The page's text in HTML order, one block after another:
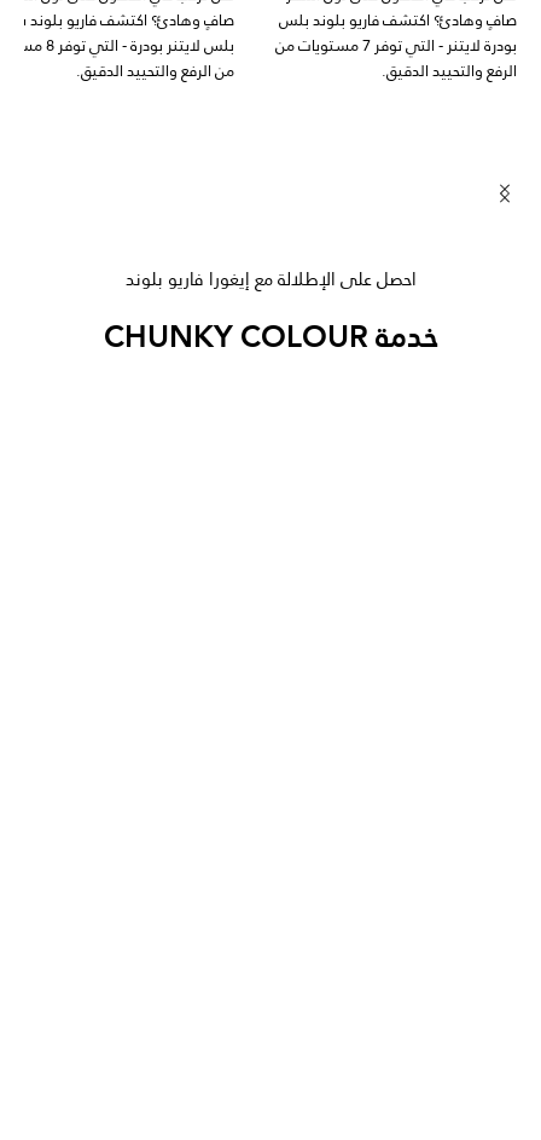
صافٍ وهادئ؟ اكتشف فاريو بلوند بلس
بودرة لايتنر - التي توفر 7 مستويات من
الرفع والتحييد الدقيق.
صافٍ وهادئ؟ اكتشف فاريو بلوند
بلس لايتنر بودرة - التي
من الرفع والتحييد الدقيق.
احصل على الإطلالة مع إيغورا فاريو بلوند
خدمة CHUNKY COLOUR